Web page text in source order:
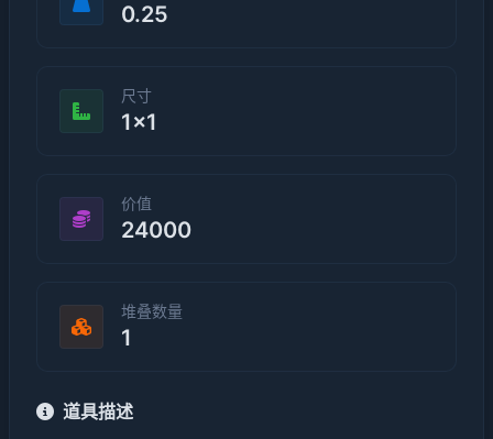
0.25
尺寸
1×1
价值
24000
堆叠数量
1
道具描述